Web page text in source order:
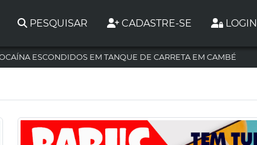
PESQUISAR CADASTRE-SE LOGIN
ESCONDIDOS EM TANQUE DE CARRETA EM CAMBÉ